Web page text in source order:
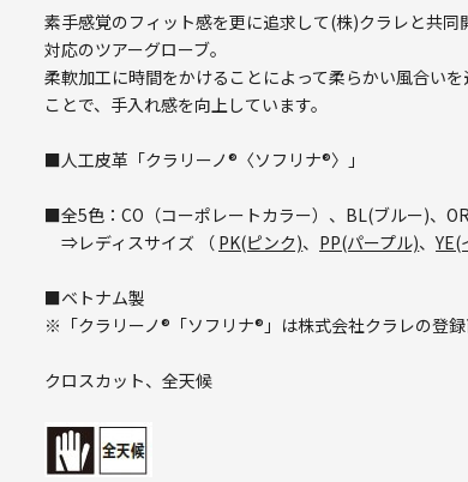
素手感覚のフィット感を更に追求して(株)クラレと共
対応のツアーグローブ。
柔軟加工に時間をかけることによって柔らかい風合い
ことで、手入れ感を向上しています。
■人工皮革「クラリーノ®〈ソフリナ®〉」
■全5色：CO（コーポレートカラー）、BL(ブルー)、
⇒レディスサイズ （ PK(ピンク)、 PP(パープル)、
■ベトナム製
※「クラリーノ®「ソフリナ®」は株式会社クラレの登録
クロスカット、全天候